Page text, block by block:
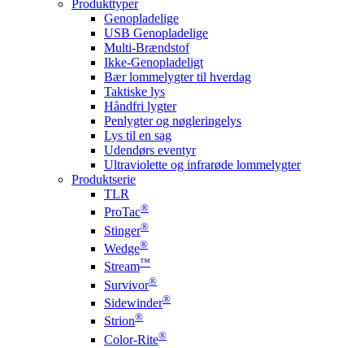
Produkttyper
Genopladelige
USB Genopladelige
Multi-Brændstof
Ikke-Genopladeligt
Bær lommelygter til hverdag
Taktiske lys
Håndfri lygter
Penlygter og nøgleringelys
Lys til en sag
Udendørs eventyr
Ultraviolette og infrarøde lommelygter
Produktserie
TLR
ProTac®
Stinger®
Wedge®
Stream™
Survivor®
Sidewinder®
Strion®
Color-Rite®